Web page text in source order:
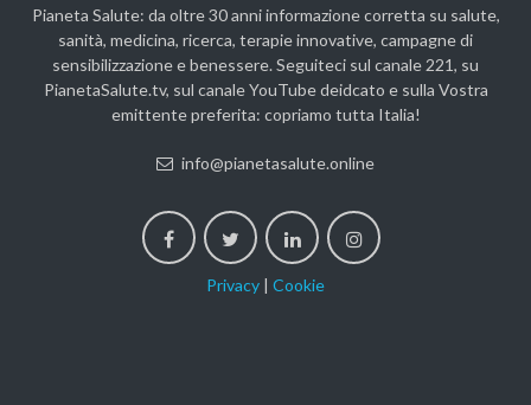
Pianeta Salute: da oltre 30 anni informazione corretta su salute,
sanità, medicina, ricerca, terapie innovative, campagne di
sensibilizzazione e benessere. Seguiteci sul canale 221, su
PianetaSalute.tv, sul canale YouTube deidcato e sulla Vostra
emittente preferita: copriamo tutta Italia!
info@pianetasalute.online
Privacy | Cookie